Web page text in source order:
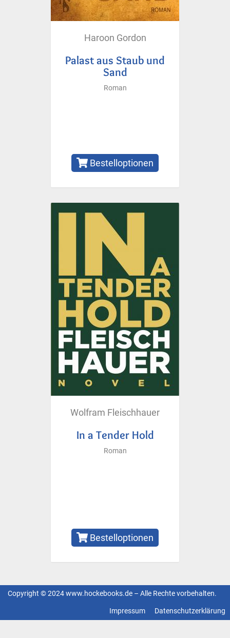
Haroon Gordon
Palast aus Staub und
Sand
Roman
Bestelloptionen
Wolfram Fleischhauer
In a Tender Hold
Roman
Bestelloptionen
Copyright © 2024 www.hockebooks.de – Alle Rechte vorbehalten.
Datenschutzerklärung
Impressum